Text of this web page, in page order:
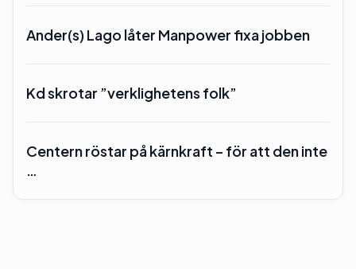
Ander(s) Lago låter Manpower fixa jobben
Kd skrotar ”verklighetens folk”
Centern röstar på kärnkraft – för att den inte
…